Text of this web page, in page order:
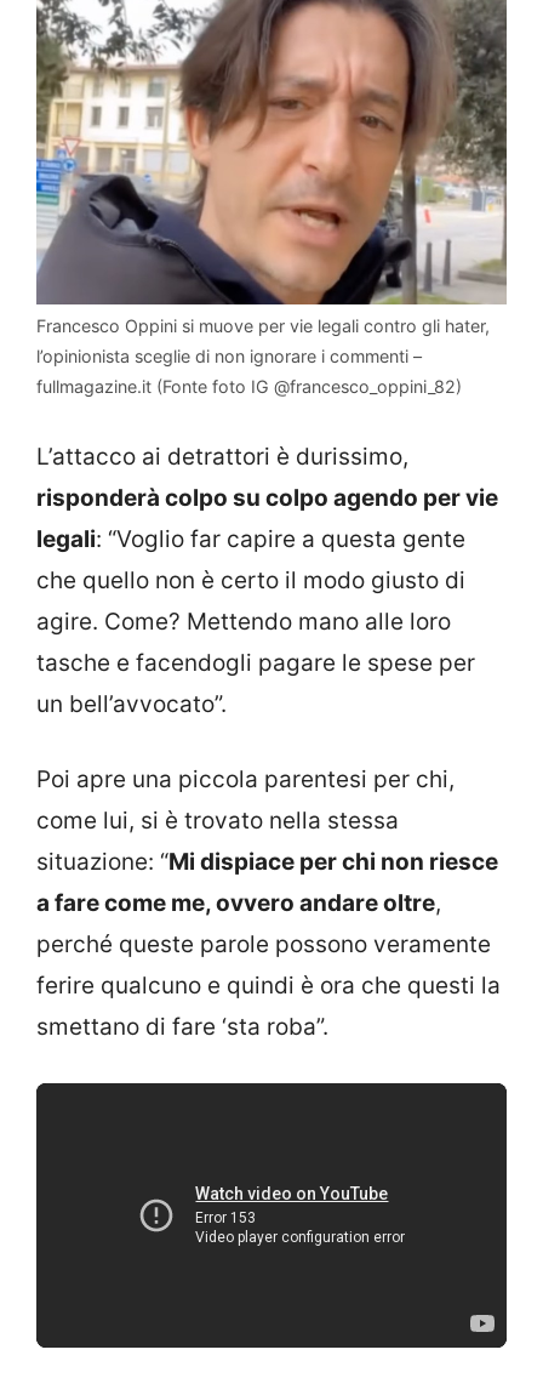
Francesco Oppini si muove per vie legali contro gli hater,
l’opinionista sceglie di non ignorare i commenti –
fullmagazine.it (Fonte foto IG @francesco_oppini_82)
L’attacco ai detrattori è durissimo,
risponderà colpo su colpo agendo per vie
legali: “Voglio far capire a questa gente
che quello non è certo il modo giusto di
agire. Come? Mettendo mano alle loro
tasche e facendogli pagare le spese per
un bell’avvocato”.
Poi apre una piccola parentesi per chi,
come lui, si è trovato nella stessa
situazione: “Mi dispiace per chi non riesce
a fare come me, ovvero andare oltre,
perché queste parole possono veramente
ferire qualcuno e quindi è ora che questi la
smettano di fare ‘sta roba”.